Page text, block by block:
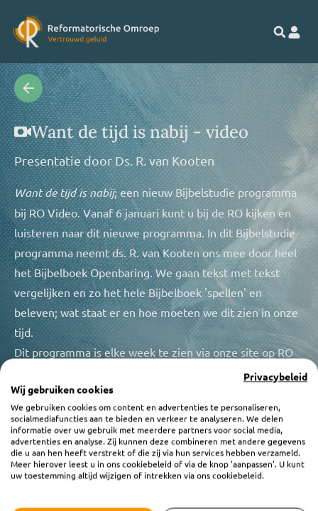
Want de tijd is nabij - video
Presentatie doorDs. R. van Kooten
Want de tijd is nabij; een nieuw Bijbelstudie programma
bij RO Video. Vanaf 6 januari kunt u bij de RO kijken en
luisteren naar dit nieuwe programma. In dit Bijbelstudie
programma neemt ds. R. van Kooten ons mee door heel
het Bijbelboek Openbaring. We gaan tekst met tekst
vergelijken en zo het hele Bijbelboek 'spellen' en
beleven; wat staat er en hoe moeten we dit zien in onze
tijd.
Dit programma is elke week te zien via onze site op RO
Video, elke zaterdag komt er een nieuwe aflevering
beschikbaar. U kunt dit programma ook luisteren via RO
Radio 1 op zaterdagavond vanaf 19.30uur of terug
luisteren, dit kan op elk gewenst tijdstip.
Privacybeleid
Wij gebruiken cookies
We gebruiken cookies om content en advertenties te personaliseren,
socialmediafuncties aan te bieden en verkeer te analyseren. We delen
informatie over uw gebruik met meerdere partners voor social media,
advertenties en analyse. Zij kunnen deze combineren met andere gegevens
die u aan hen heeft verstrekt of die zij via hun services hebben verzameld.
Meer hierover leest u in ons cookiebeleid of via de knop 'aanpassen'. U kunt
uw toestemming altijd wijzigen of intrekken via ons cookiebeleid.